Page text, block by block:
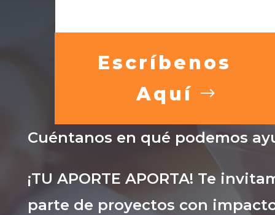
Escríbenos
Aquí
Cuéntanos en qué podemos
¡TU APORTE APORTA! Te
parte de proyectos con